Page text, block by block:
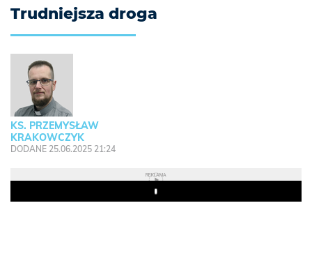
Trudniejsza droga
KS. PRZEMYSŁAW
KRAKOWCZYK
DODANE 25.06.2025 21:24
REKLAMA
Play